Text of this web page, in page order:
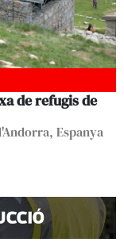
de refugis de
Espanya